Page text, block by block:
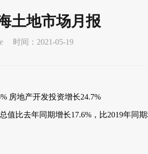
土地市场月报
时间：2021-05-19
房地产开发投资增长24.7%
比去年同期增长17.6%，比2019年同